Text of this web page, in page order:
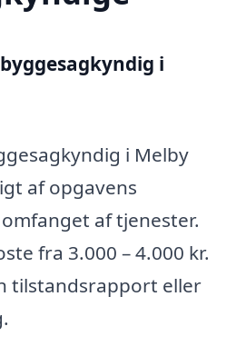
i
i Melby
af opgavens
af tjenester.
fra 3.000 – 4.000 kr.
tilstandsrapport eller